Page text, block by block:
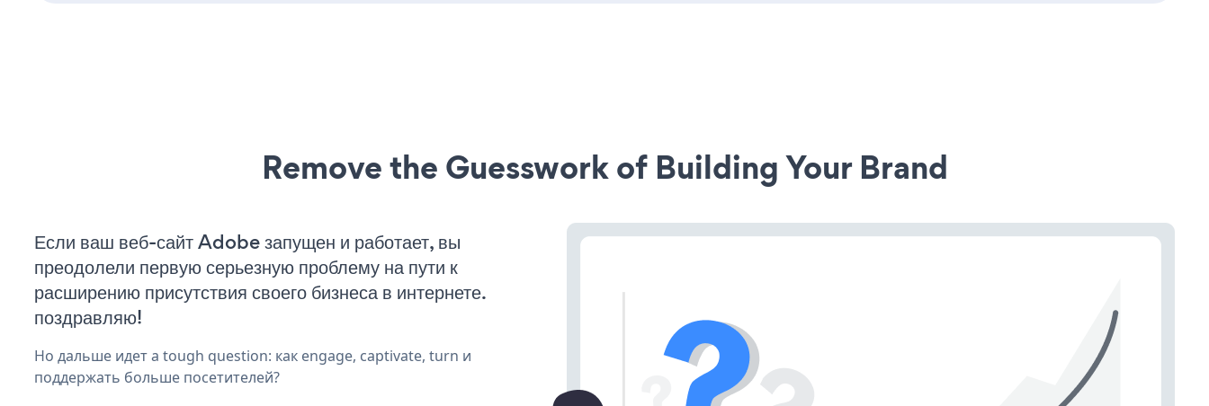
Remove the Guesswork of Building Your Brand
Если ваш веб-сайт Adobe запущен и работает, вы
преодолели первую серьезную проблему на пути к
расширению присутствия своего бизнеса в интернете.
поздравляю!
Но дальше идет a tough question: как engage, captivate, turn и
поддержать больше посетителей?